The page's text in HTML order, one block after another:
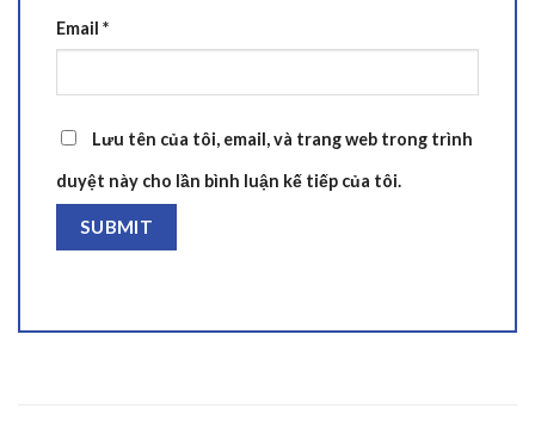
Email *
Lưu tên của tôi, email, và trang web trong trình
duyệt này cho lần bình luận kế tiếp của tôi.